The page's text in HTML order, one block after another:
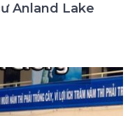
Anland Lake